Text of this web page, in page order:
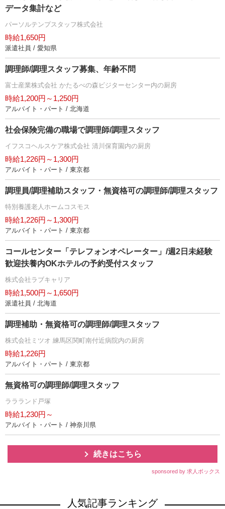
データ集計など
パーソルテンプスタッフ株式会社
時給1,650円
派遣社員 / 愛知県
調理師/調理スタッフ募集、年齢不問
富士産業株式会社 かたるべの森ビジターセンター内の厨房
時給1,200円～1,250円
アルバイト・パート / 北海道
社会保険完備の職場で調理師/調理スタッフ
イフスコヘルスケア株式会社 清川保育園内の厨房
時給1,226円～1,300円
アルバイト・パート / 東京都
調理員/調理補助スタッフ・無資格可の調理師/調理スタッフ
特別養護老人ホームコスモス
時給1,226円～1,300円
アルバイト・パート / 東京都
コールセンター「テレフォンオペレーター」/週2日未経験
歓迎扶養内OKホテルの予約受付スタッフ
株式会社ラブキャリア
時給1,500円～1,650円
派遣社員 / 北海道
調理補助・無資格可の調理師/調理スタッフ
株式会社ミツオ 練馬区関町南付近病院内の厨房
時給1,226円
アルバイト・パート / 東京都
無資格可の調理師/調理スタッフ
ララランド戸塚
時給1,230円～
アルバイト・パート / 神奈川県
続きはこちら
sponsored by 求人ボックス
人気記事ランキング